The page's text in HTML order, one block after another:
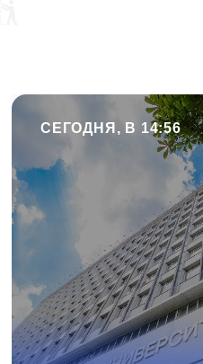
СЕГОДНЯ, В 14:56